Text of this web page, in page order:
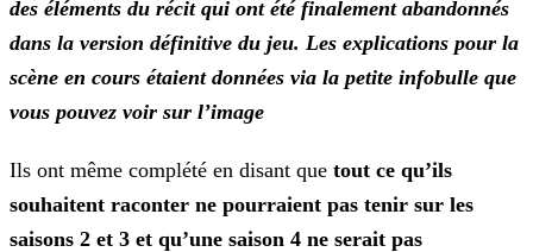
des éléments du récit qui ont été finalement abandonnés
dans la version définitive du jeu. Les explications pour la
scène en cours étaient données via la petite infobulle que
vous pouvez voir sur l’image
Ils ont même complété en disant que tout ce qu’ils
souhaitent raconter ne pourraient pas tenir sur les
saisons 2 et 3 et qu’une saison 4 ne serait pas